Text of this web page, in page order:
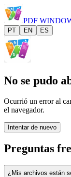
PDF
PT EN ES
No se pudo
Ocurrió un error al
el navegador.
Intentar de nuevo
Preguntas
¿Mis archivos están